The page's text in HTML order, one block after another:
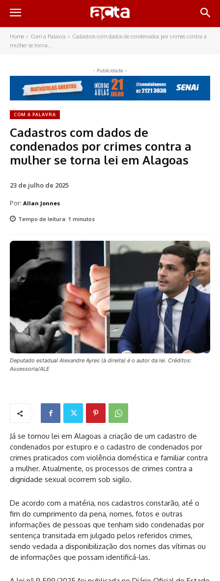
Home Com a Palavra
Cadastros com dados de condenados por crimes contra a
mulher se torna...
- Publicidade -
COM A PALAVRA
Cadastros com dados de
condenados por crimes contra a
mulher se torna lei em Alagoas
23 de julho de 2025
Por: Allan Jonnes
Tempo de leitura: 1 minutos
Deputado estadual Alexandre Ayres (à direita) é o autor da lei. Créditos:
Assessoria/ALE
Já se tornou lei em Alagoas a criação de um cadastro de
condenados por estupro e o cadastro de condenados por
crimes praticados com violência doméstica e familiar contra
a mulher. Atualmente, os processos de crimes contra a
dignidade sexual ocorrem sob sigilo.
De acordo com a matéria, nos cadastros constarão, até o
fim do cumprimento da pena, nomes, fotos e outras
informações de pessoas que tenham sido condenadas por
sentença transitada em julgado pelos referidos crimes,
sendo vedada a disponibilização dos nomes das vítimas ou
de informações que possam identificá-las.